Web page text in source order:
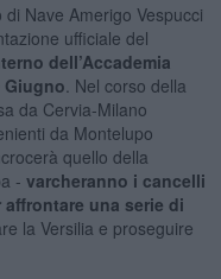
Nave Amerigo Vespucci
ufficiale del
dell’Accademia
Giugno . Nel corso della
da Cervia-Milano
da Montelupo
quello della
- varcheranno i cancelli
una serie di
la Versilia e proseguire